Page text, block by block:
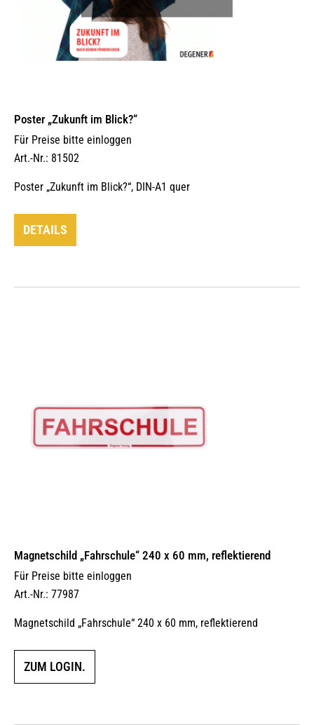
Poster „Zukunft im Blick?“
Für Preise bitte einloggen
Art.-Nr.: 81502
Poster „Zukunft im Blick?“, DIN-A1 quer
DETAILS
Magnetschild „Fahrschule“ 240 x 60 mm, reflektierend
Für Preise bitte einloggen
Art.-Nr.: 77987
Magnetschild „Fahrschule“ 240 x 60 mm, reflektierend
ZUM LOGIN.